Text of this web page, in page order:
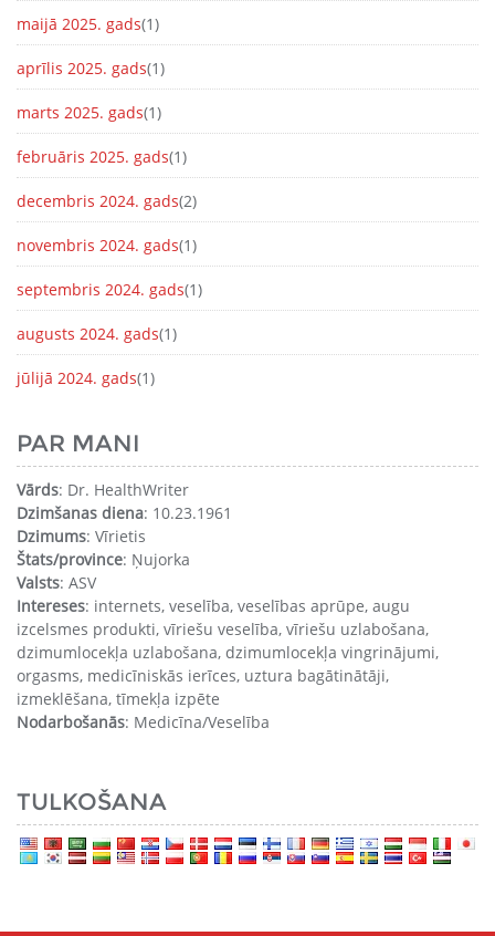
maijā 2025. gads(1)
aprīlis 2025. gads(1)
marts 2025. gads(1)
februāris 2025. gads(1)
decembris 2024. gads(2)
novembris 2024. gads(1)
septembris 2024. gads(1)
augusts 2024. gads(1)
jūlijā 2024. gads(1)
PAR MANI
Vārds: Dr. HealthWriter
Dzimšanas diena: 10.23.1961
Dzimums: Vīrietis
Štats/province: Ņujorka
Valsts: ASV
Intereses: internets, veselība, veselības aprūpe, augu
izcelsmes produkti, vīriešu veselība, vīriešu uzlabošana,
dzimumlocekļa uzlabošana, dzimumlocekļa vingrinājumi,
orgasms, medicīniskās ierīces, uztura bagātinātāji,
izmeklēšana, tīmekļa izpēte
Nodarbošanās: Medicīna/Veselība
TULKOŠANA